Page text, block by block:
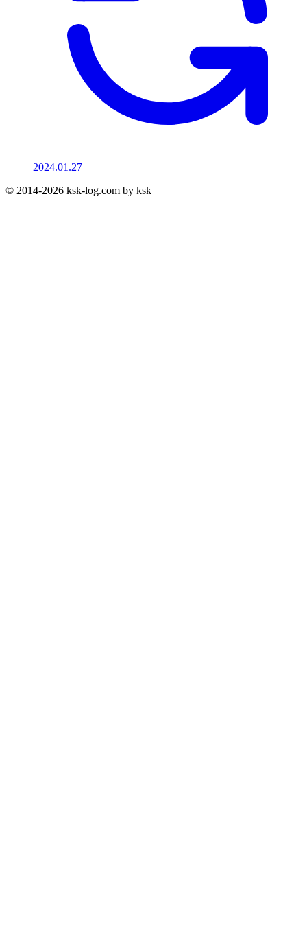
2024.01.27
© 2014-2026 ksk-log.com by ksk